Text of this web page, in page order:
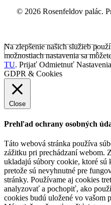
© 2026 Rosenfeldov palác.
Na zlepšenie našich služieb
možnostiach nastavenia sa
TU. Prijať Odmietnuť Nastavenia
GDPR & Cookies
Close
Prehľad ochrany osobných
Táto webová stránka používa
zážitku pri prechádzaní webom.
ukladajú súbory cookie, ktoré sú
pretože sú nevyhnutné pre
stránky. Používame aj cookies
analyzovať a pochopiť, ako
cookies budú uložené vo vašom